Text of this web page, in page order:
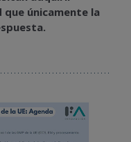
que únicamente la